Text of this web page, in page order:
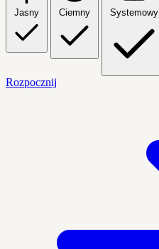
Jasny Ciemny Systemowy
Rozpocznij